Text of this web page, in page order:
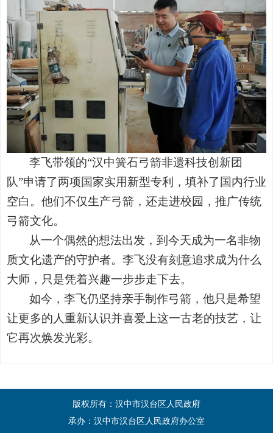
李飞带领的“汉中簧石弓箭非遗科技创新团
队”申请了两项国家实用新型专利，填补了国内行业
空白。他们不仅生产弓箭，还走进校园，推广传统
弓箭文化。
从一个偶然的想法出发，到今天成为一名非物
质文化遗产的守护者。李飞没有刻意追求成为什么
大师，只是凭着兴趣一步步走下去。
如今，李飞仍坚持亲手制作弓箭，他只是希望
让更多的人重新认识并喜爱上这一古老的技艺，让
它再次焕发光彩。
版权所有：汉中市汉台区人民政府
承办：汉中市汉台区人民政府办公室